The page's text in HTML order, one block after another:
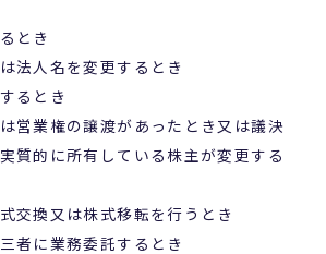
とき
法人名を変更するとき
るとき
営業権の譲渡があったとき又は議決
質的に所有している株主が変更する
交換又は株式移転を行うとき
者に業務委託するとき